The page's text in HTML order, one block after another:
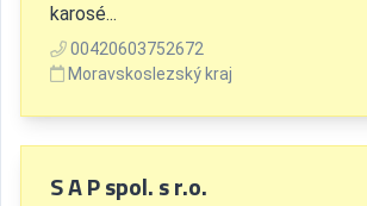
karosé...
00420603752672
Moravskoslezský kraj
S A P spol. s r.o.